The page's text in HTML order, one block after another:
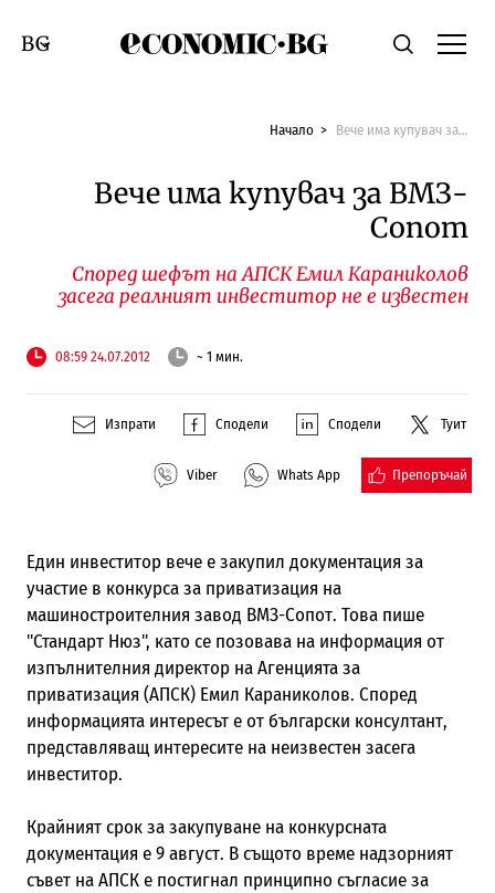
Economic.bgТърсене
Смяна на език
Начало Вече има купувач за ВМЗ-Сопот
Вече има купувач за ВМЗ-
Сопот
Според шефът на АПСК Емил Караниколов
засега реалният инвеститор не е известен
08:59 24.07.2012 ~ 1 мин.
Изпрати Сподели Сподели Туит
Viber Whats App Препоръчай
Един инвеститор вече е закупил документация за
участие в конкурса за приватизация на
машиностроителния завод ВМЗ-Сопот. Това пише
"Стандарт Нюз", като се позовава на информация от
изпълнителния директор на Агенцията за
приватизация (АПСК) Емил Караниколов. Според
информацията интересът е от български консултант,
представляващ интересите на неизвестен засега
инвеститор.
Крайният срок за закупуване на конкурсната
документация е 9 август. В същото време надзорният
съвет на АПСК е постигнал принципно съгласие за